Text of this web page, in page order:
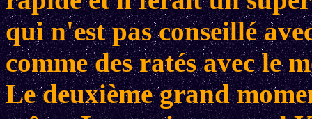
qui n'est pas conseillé
comme des ratés avec le
Le deuxième grand